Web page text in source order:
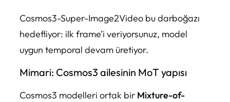
Cosmos3-Super-Image2Video bu darboğazı
hedefliyor: ilk frame’i veriyorsunuz, model
uygun temporal devam üretiyor.
Mimari: Cosmos3 ailesinin MoT yapısı
Cosmos3 modelleri ortak bir Mixture-of-